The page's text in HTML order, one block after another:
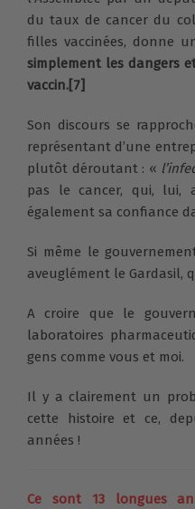
du taux de cancer du
filles vaccinées, donne
simplement les dangers
vaccin.[7]
Son discours se
représentant d’une
plutôt déroutant : «
pas le cancer, qui, lui,
également sa confiance
Si même le
aveuglément le Gardasil,
A croire que le
laboratoires
gens comme vous et moi.
Il y a clairement un
cette histoire et ce,
années !
Ce sont 13 longues